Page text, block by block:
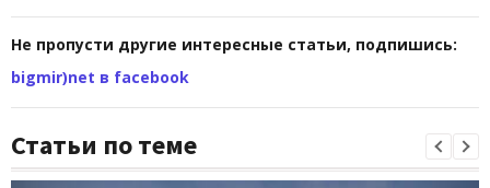
Не пропусти другие интересные статьи, подпишись:
bigmir)net в facebook
Статьи по теме